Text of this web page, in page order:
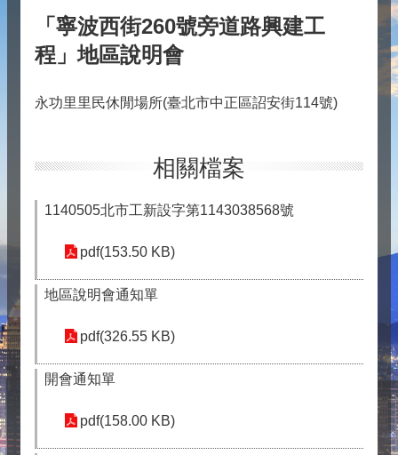
「寧波西街260號旁道路興建工
程」地區說明會
永功里里民休閒場所(臺北市中正區詔安街114號)
相關檔案
1140505北市工新設字第1143038568號
pdf(153.50 KB)
地區說明會通知單
pdf(326.55 KB)
開會通知單
pdf(158.00 KB)